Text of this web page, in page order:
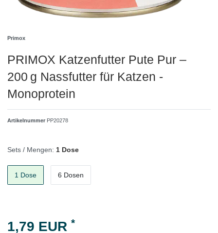
Primox
PRIMOX Katzenfutter Pute Pur –
200 g Nassfutter für Katzen -
Monoprotein
Artikelnummer PP20278
Sets / Mengen: 1 Dose
1 Dose 6 Dosen
1,79 EUR *